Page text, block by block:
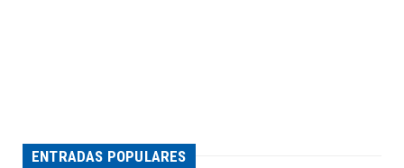
ENTRADAS POPULARES